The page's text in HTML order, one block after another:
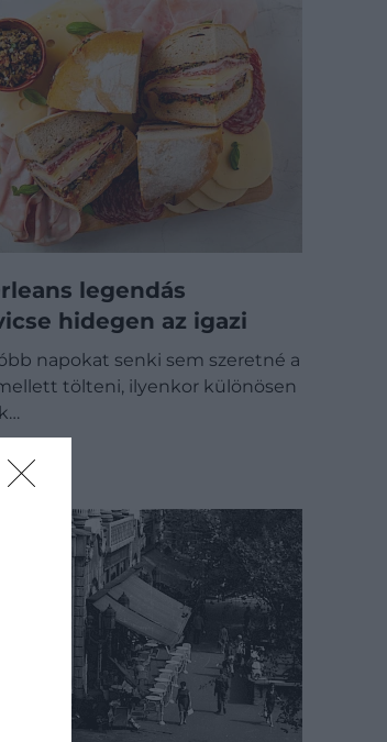
legendás
hidegen az igazi
napokat senki sem szeretné a
tölteni, ilyenkor különösen